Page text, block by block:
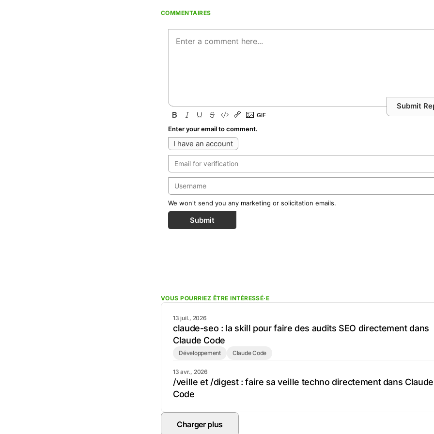
COMMENTAIRES
Submit
Enter your email to comment.
I have an account
We won't send you any marketing or solicitation emails.
Submit
VOUS POURRIEZ ÊTRE INTÉRESSÉ·E
13 juil., 2026
claude-seo : la skill pour faire des audits SEO directement dans
Claude Code
Développement Claude Code
13 avr., 2026
/veille et /digest : faire sa veille techno directement dans Claude
Code
Charger plus